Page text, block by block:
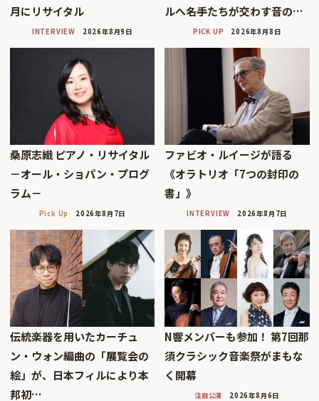
月にリサイタル
INTERVIEW 2026年8月9日
ルへ――名手たちが交わす音の…
PICK UP 2026年8月8日
桑原志織 ピアノ・リサイタル
－オール・ショパン・プログ
ラム－
Pick Up 2026年8月7日
ファビオ・ルイージが語る
《オラトリオ「7つの封印の
書」》
INTERVIEW 2026年8月7日
伝統楽器を用いたカーチュ
ン・ウォン編曲の「展覧会の
絵」が、日本フィルにより本
邦初…
N響メンバーも参加！ 第7回那
須クラシック音楽祭がまもな
く開幕
注目公演 2026年8月6日